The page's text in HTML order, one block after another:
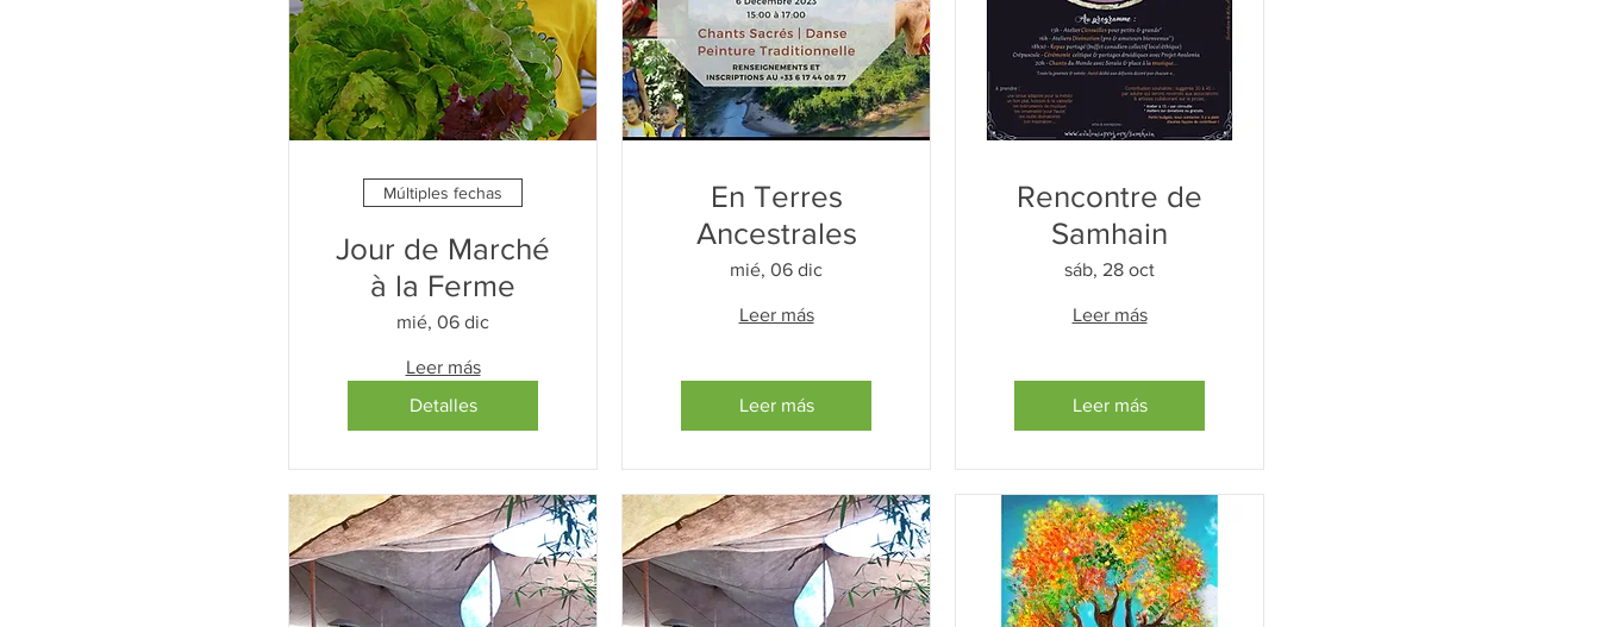
Múltiples fechas
Jour de Marché
à la Ferme
mié, 06 dic
Leer más
Detalles
En Terres
Ancestrales
mié, 06 dic
Leer más
Leer más
Rencontre de
Samhain
sáb, 28 oct
Leer más
Leer más